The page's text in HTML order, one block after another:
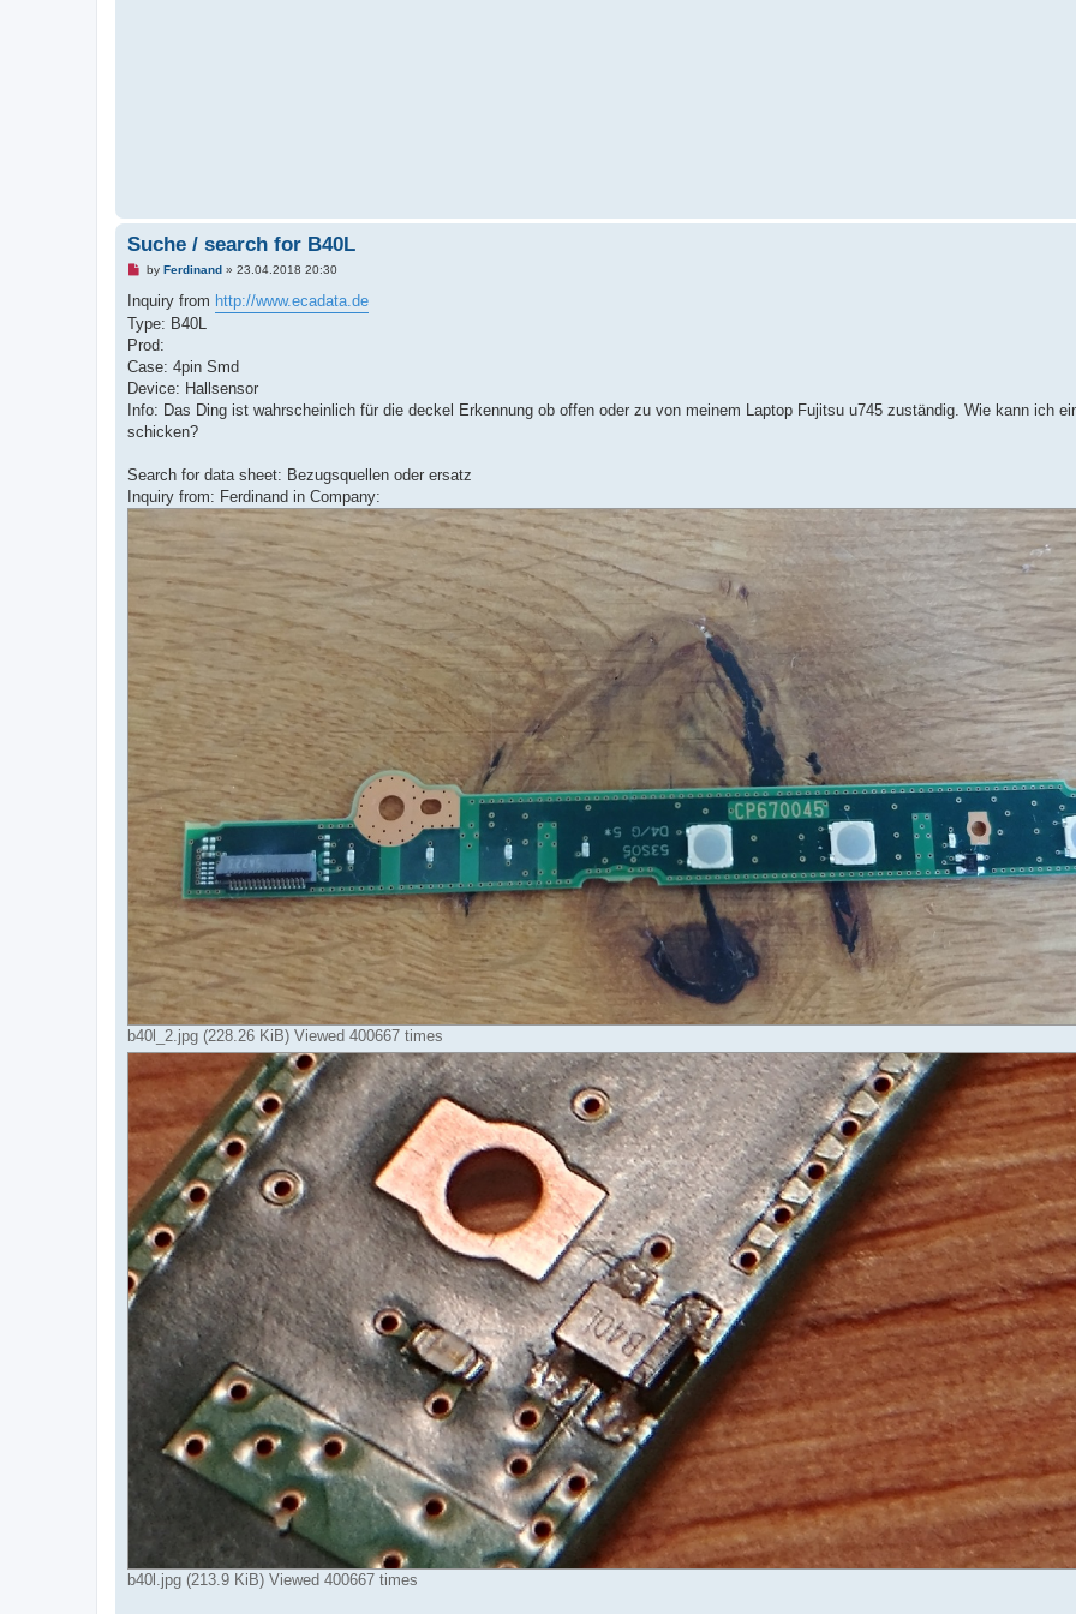
Suche / search for B40L
U
r
e
a
d
p
o
s
t
by Ferdinand» 23.04.2018 20:30
Inquiry from http://www.ecadata.de
Type: B40L
Prod:
Case: 4pin Smd
Device: Hallsensor
Info: Das Ding ist wahrscheinlich für die deckel Erkennung ob offen oder zu von meinem Laptop Fujitsu u745 zuständig. Wie kann ich
schicken?
Search for data sheet: Bezugsquellen oder ersatz
Inquiry from: Ferdinand in Company:
b40l_2.jpg (228.26 KiB) Viewed 400667 times
b40l.jpg (213.9 KiB) Viewed 400667 times